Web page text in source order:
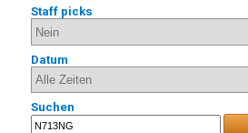
Staff picks
Datum
Suchen